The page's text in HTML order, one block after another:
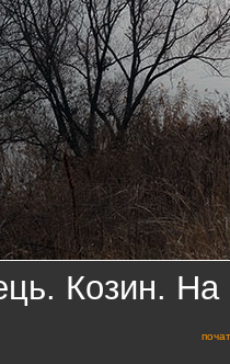
Козин. На